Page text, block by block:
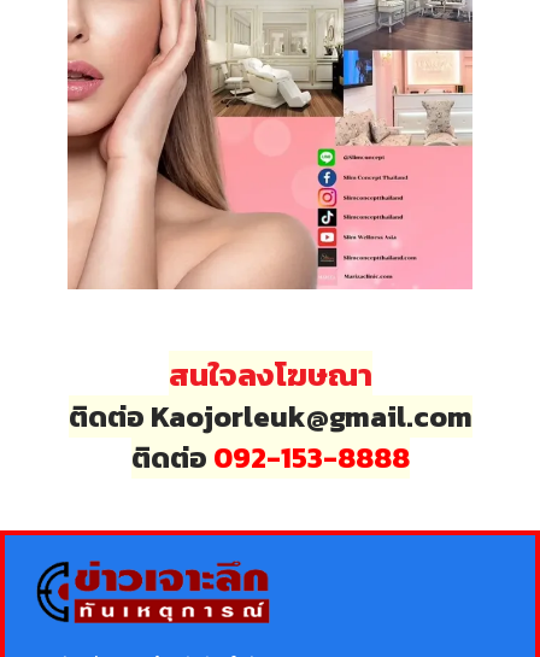
สนใจลงโฆษณา
ติดต่อ Kaojorleuk@gmail.com
ติดต่อ 092-153-8888